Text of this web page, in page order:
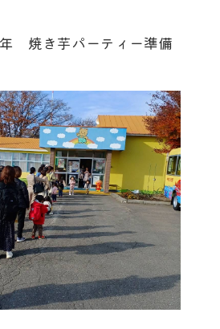
焼き芋パーティー準備